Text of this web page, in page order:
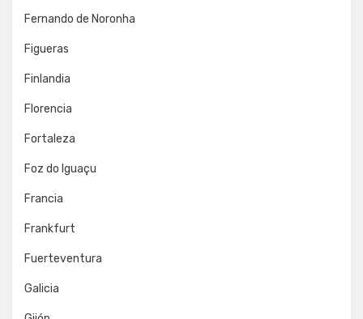
Fernando de Noronha
Figueras
Finlandia
Florencia
Fortaleza
Foz do Iguaçu
Francia
Frankfurt
Fuerteventura
Galicia